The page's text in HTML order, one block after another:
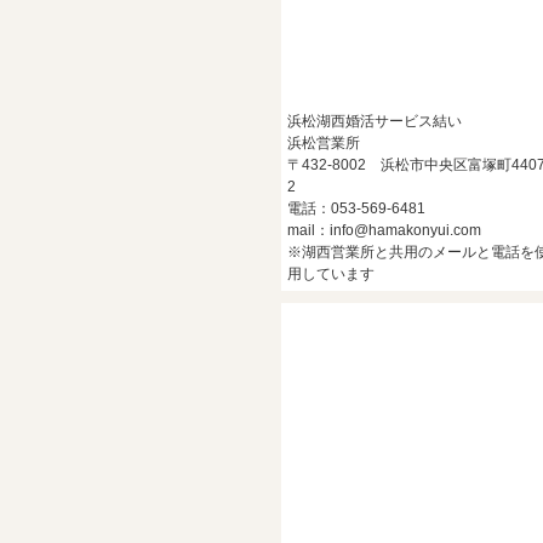
浜松湖西婚活サービス結い
浜松営業所
〒432-8002 浜松市中央区富塚町
2
電話：053-569-6481
mail：info@hamakonyui.com
※湖西営業所と共用のメールと電話を
用しています